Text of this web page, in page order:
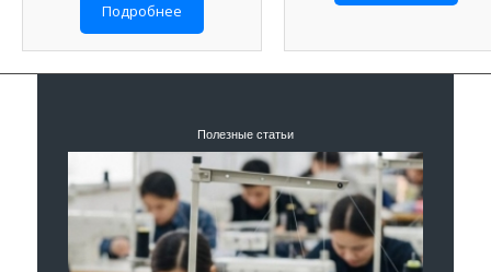
Подробнее
Полезные статьи